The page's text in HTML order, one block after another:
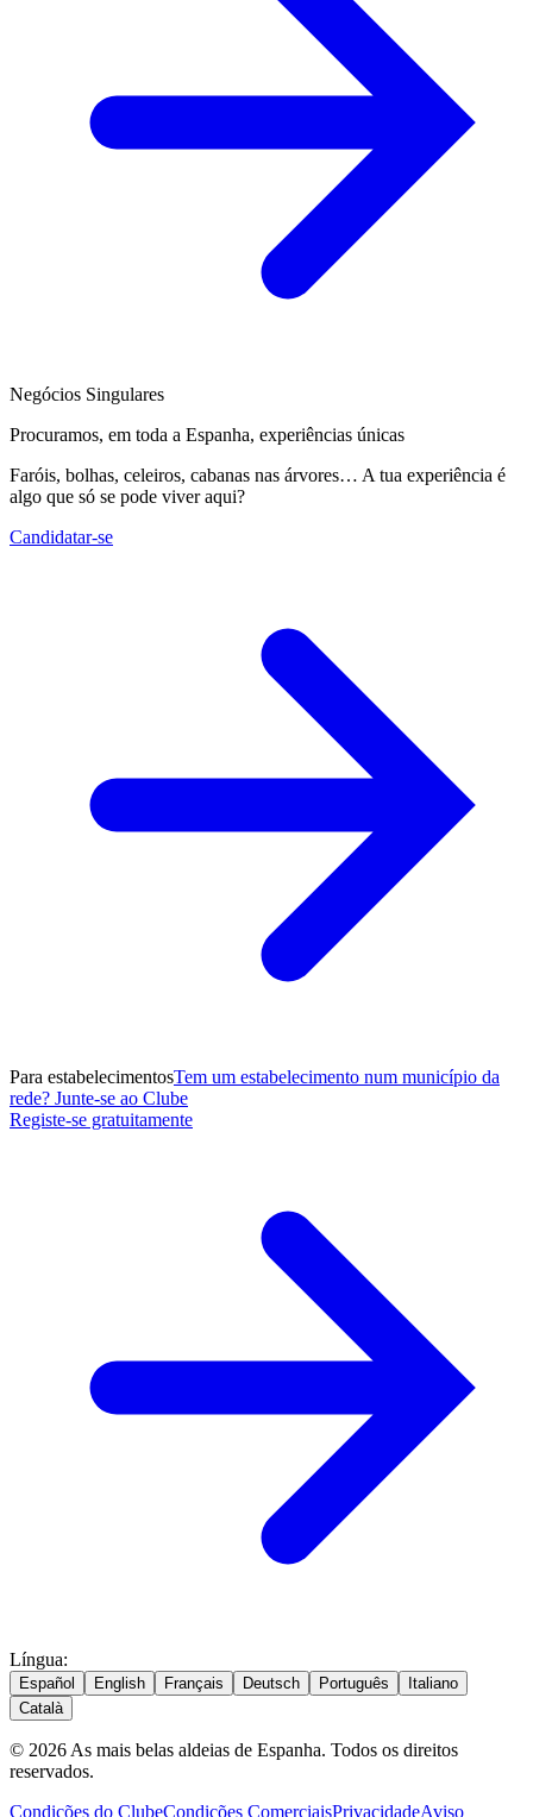
Negócios Singulares
Procuramos, em toda a Espanha, experiências únicas
Faróis, bolhas, celeiros, cabanas nas árvores… A tua experiência é
algo que só se pode viver aqui?
Candidatar-se
Para estabelecimentosTem um estabelecimento num município da
rede? Junte-se ao Clube
Registe-se gratuitamente
Língua:
Español English Français Deutsch Português
Italiano
Català
© 2026 As mais belas aldeias de Espanha. Todos os direitos
reservados.
Condições do ClubeCondições ComerciaisPrivacidadeAviso